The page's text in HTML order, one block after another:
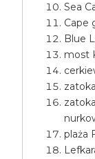
Sea
Cape
Blue
most
plaża